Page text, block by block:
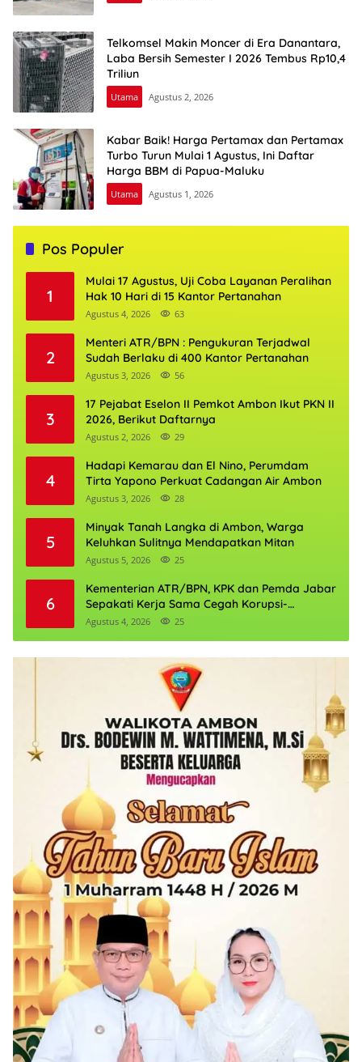
Telkomsel Makin Moncer di Era Danantara,
Laba Bersih Semester I 2026 Tembus Rp10,4
Triliun
Utama Agustus 2, 2026
Kabar Baik! Harga Pertamax dan Pertamax
Turbo Turun Mulai 1 Agustus, Ini Daftar
Harga BBM di Papua-Maluku
Utama Agustus 1, 2026
Pos Populer
1
Mulai 17 Agustus, Uji Coba Layanan Peralihan
Hak 10 Hari di 15 Kantor Pertanahan
Agustus 4, 2026 63
2
Menteri ATR/BPN : Pengukuran Terjadwal
Sudah Berlaku di 400 Kantor Pertanahan
Agustus 3, 2026 56
3
17 Pejabat Eselon II Pemkot Ambon Ikut PKN II
2026, Berikut Daftarnya
Agustus 2, 2026 29
4
Hadapi Kemarau dan El Nino, Perumdam
Tirta Yapono Perkuat Cadangan Air Ambon
Agustus 3, 2026 28
5
Minyak Tanah Langka di Ambon, Warga
Keluhkan Sulitnya Mendapatkan Mitan
Agustus 5, 2026 25
6
Kementerian ATR/BPN, KPK dan Pemda Jabar
Sepakati Kerja Sama Cegah Korupsi-
Penguatan Ekonomi
Agustus 4, 2026 25